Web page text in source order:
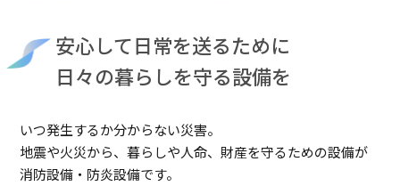
安心して日常を送るために
日々の暮らしを守る設備を
いつ発生するか分からない災害。
地震や火災から、暮らしや人命、財産を守るための設備が
消防設備・防炎設備です。